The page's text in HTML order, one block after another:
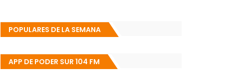
POPULARES DE LA SEMANA
APP DE PODER SUR 104 FM